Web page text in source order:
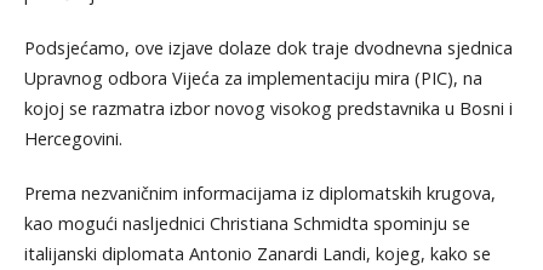
Podsjećamo, ove izjave dolaze dok traje dvodnevna sjednica
Upravnog odbora Vijeća za implementaciju mira (PIC), na
kojoj se razmatra izbor novog visokog predstavnika u Bosni i
Hercegovini.
Prema nezvaničnim informacijama iz diplomatskih krugova,
kao mogući nasljednici Christiana Schmidta spominju se
italijanski diplomata Antonio Zanardi Landi, kojeg, kako se